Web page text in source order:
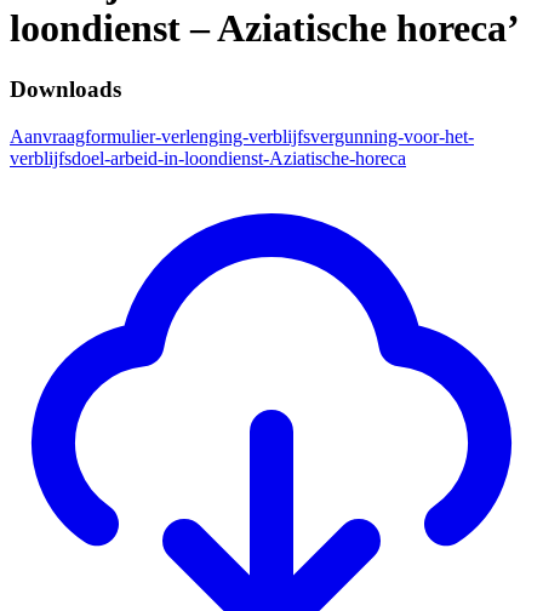
loondienst – Aziatische horeca’
Downloads
Aanvraagformulier-verlenging-verblijfsvergunning-voor-het-
verblijfsdoel-arbeid-in-loondienst-Aziatische-horeca